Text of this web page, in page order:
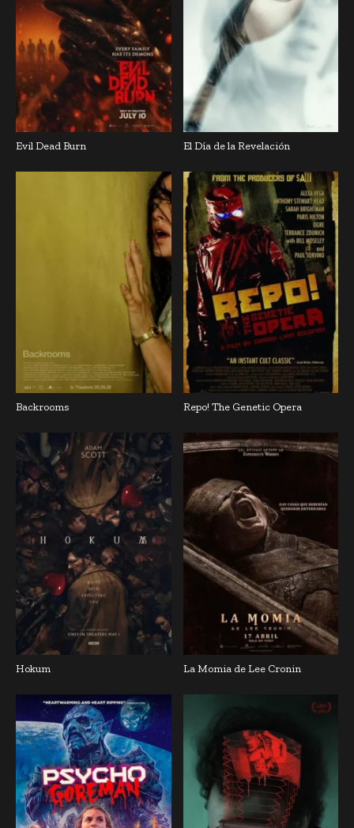
Evil Dead Burn El Día de la Revelación
Backrooms Repo! The Genetic Opera
Hokum La Momia de Lee Cronin